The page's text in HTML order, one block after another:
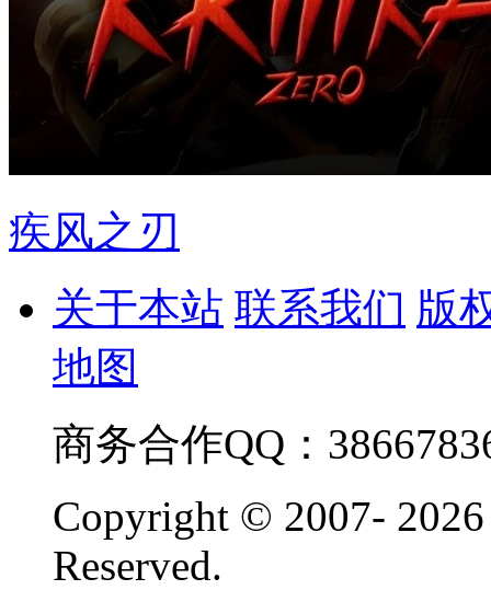
疾风之刃
关于本站 联系我们 版
地图
商务合作QQ：
Copyright © 2007-
Reserved.